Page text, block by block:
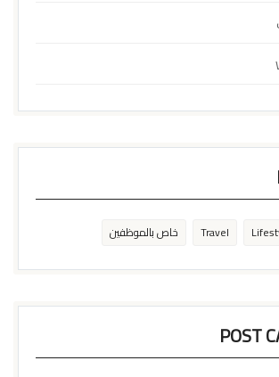
Travel خاص بالموظفين
POST